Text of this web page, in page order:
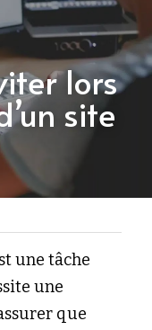
lors
site
une tâche
une
que